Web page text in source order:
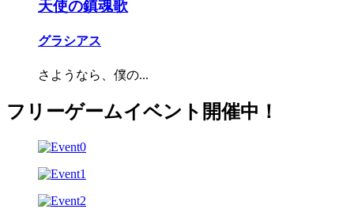
天使の鎮魂歌
グラシアス
さようなら、僕の...
フリーゲームイベント開催中！